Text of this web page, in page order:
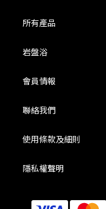
所有產品
岩盤浴
會員情報
聯絡我們
使用條款及細則
隱私權聲明